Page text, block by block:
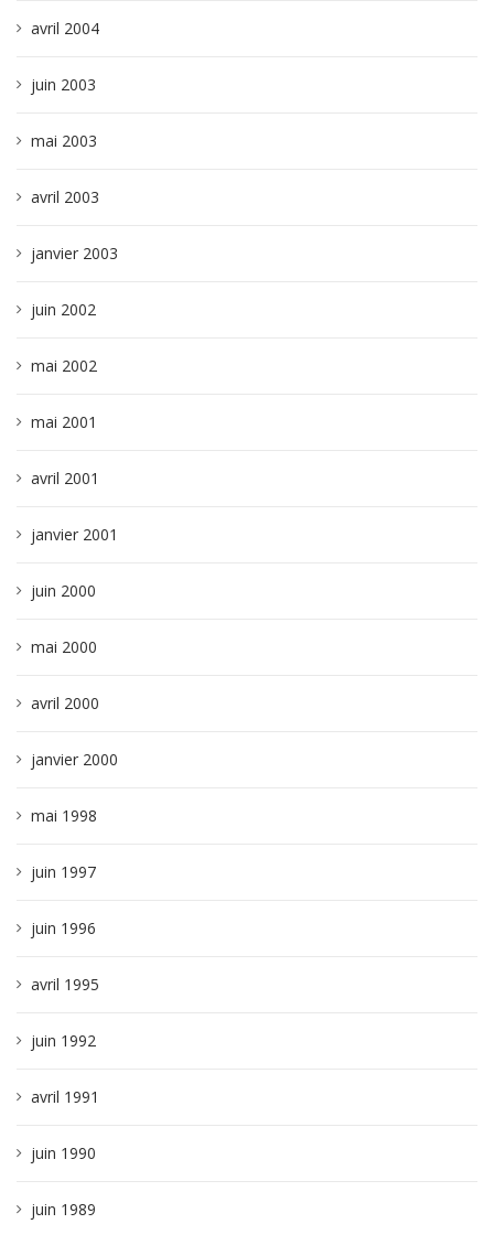
avril 2004
juin 2003
mai 2003
avril 2003
janvier 2003
juin 2002
mai 2002
mai 2001
avril 2001
janvier 2001
juin 2000
mai 2000
avril 2000
janvier 2000
mai 1998
juin 1997
juin 1996
avril 1995
juin 1992
avril 1991
juin 1990
juin 1989